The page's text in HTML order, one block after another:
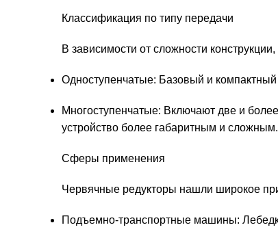
Классификация по типу передачи
В зависимости от сложности
Одноступенчатые: Базовый и
Многоступенчатые: Включают две и
устройство более габаритным и сложным.
Сферы применения
Червячные редукторы нашли широкое
Подъемно-транспортные машины: